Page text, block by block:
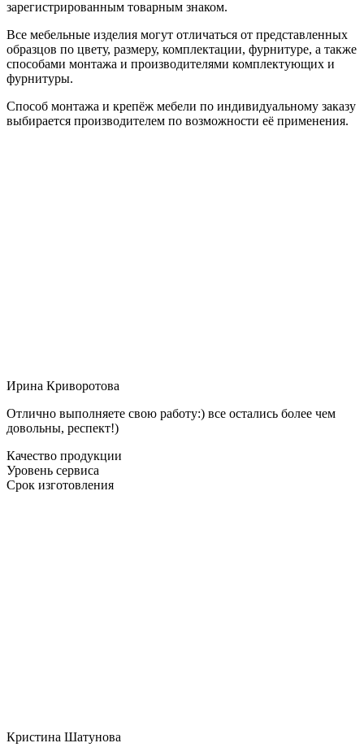
зарегистрированным товарным знаком.
Все мебельные изделия могут отличаться от представленных
образцов по цвету, размеру, комплектации, фурнитуре, а также
способами монтажа и производителями комплектующих и
фурнитуры.
Способ монтажа и крепёж мебели по индивидуальному заказу
выбирается производителем по возможности её применения.
Ирина Криворотова
Отлично выполняете свою работу:) все остались более чем
довольны, респект!)
Качество продукции
Уровень сервиса
Срок изготовления
Кристина Шатунова